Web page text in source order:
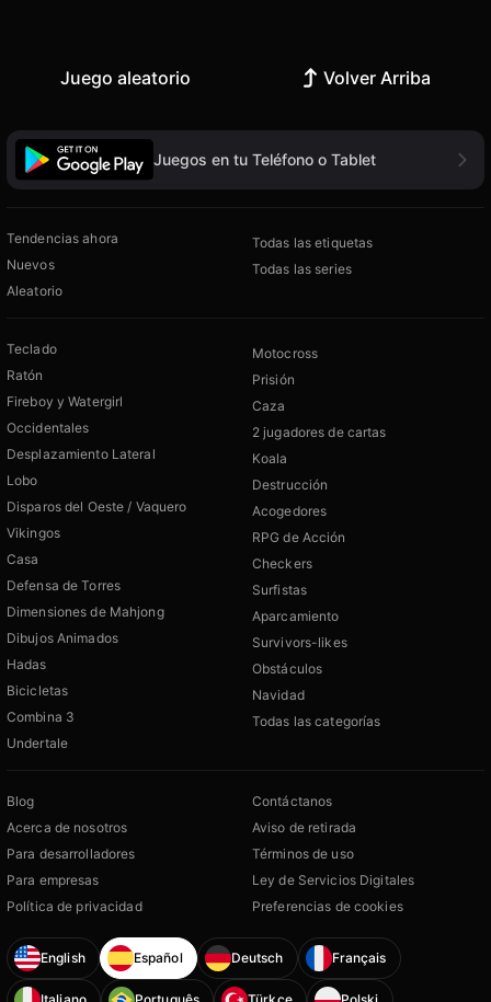
Juego aleatorio Volver Arriba
Juegos en tu Teléfono o Tablet
Tendencias ahora
Nuevos
Aleatorio
Todas las etiquetas
Todas las series
Teclado
Ratón
Fireboy y Watergirl
Occidentales
Desplazamiento Lateral
Lobo
Disparos del Oeste / Vaquero
Vikingos
Casa
Defensa de Torres
Dimensiones de Mahjong
Dibujos Animados
Hadas
Bicicletas
Combina 3
Undertale
Motocross
Prisión
Caza
2 jugadores de cartas
Koala
Destrucción
Acogedores
RPG de Acción
Checkers
Surfistas
Aparcamiento
Survivors-likes
Obstáculos
Navidad
Todas las categorías
Blog
Acerca de nosotros
Para desarrolladores
Para empresas
Política de privacidad
Contáctanos
Aviso de retirada
Términos de uso
Ley de Servicios Digitales
Preferencias de cookies
English Español Deutsch Français